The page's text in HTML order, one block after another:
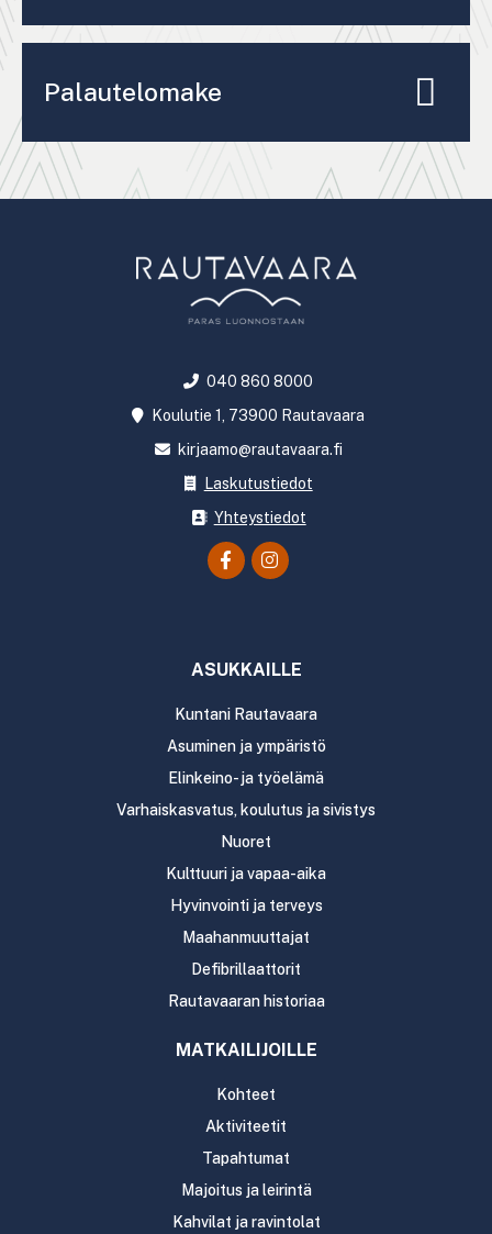
Palautelomake
040 860 8000
Koulutie 1, 73900 Rautavaara
kirjaamo@rautavaara.fi
Laskutustiedot
Yhteystiedot
ASUKKAILLE
Kuntani Rautavaara
Asuminen ja ympäristö
Elinkeino- ja työelämä
Varhaiskasvatus, koulutus ja sivistys
Nuoret
Kulttuuri ja vapaa-aika
Hyvinvointi ja terveys
Maahanmuuttajat
Defibrillaattorit
Rautavaaran historiaa
MATKAILIJOILLE
Kohteet
Aktiviteetit
Tapahtumat
Majoitus ja leirintä
Kahvilat ja ravintolat